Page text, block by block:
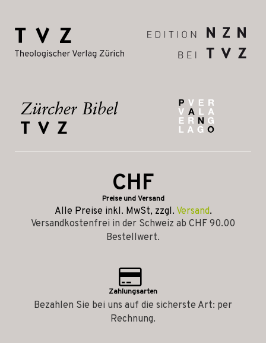
CHF
Preise und Versand
Alle Preise inkl. MwSt, zzgl. Versand.
Versandkostenfrei in der Schweiz ab CHF 90.00
Bestellwert.
Zahlungsarten
Bezahlen Sie bei uns auf die sicherste Art: per
Rechnung.